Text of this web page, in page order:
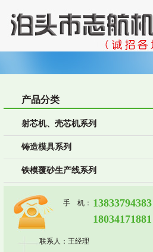
产品分类
射芯机、壳芯机系列
铸造模具系列
铁模覆砂生产线系列
手 机： 13833794383
18034171881
联系人：王经理